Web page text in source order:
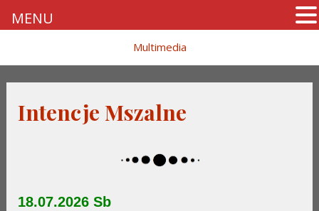
Multimedia
Intencje Mszalne
18.07.2026 Sb
MENU